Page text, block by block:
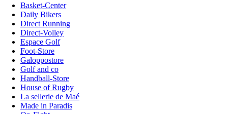
Basket-Center
Daily Bikers
Direct Running
Direct-Volley
Espace Golf
Foot-Store
Galoppostore
Golf and co
Handball-Store
House of Rugby
La sellerie de Maé
Made in Paradis